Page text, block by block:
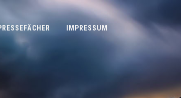
IMPRESSUM